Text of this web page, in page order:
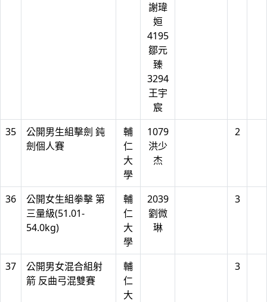
謝瑋
姮
4195
鄒元
臻
3294
王宇
宸
35
公開男生組擊劍 鈍
劍個人賽
輔
仁
大
學
1079
洪少
杰
2
36
公開女生組拳擊 第
三量級(51.01-
54.0kg)
輔
仁
大
學
2039
劉微
琳
3
37
公開男女混合組射
箭 反曲弓混雙賽
輔
仁
大
3